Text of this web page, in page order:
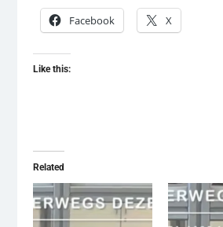
Facebook X
Like this:
Related